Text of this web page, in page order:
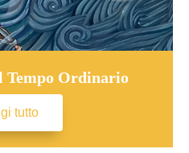
Tempo Ordinario
tutto